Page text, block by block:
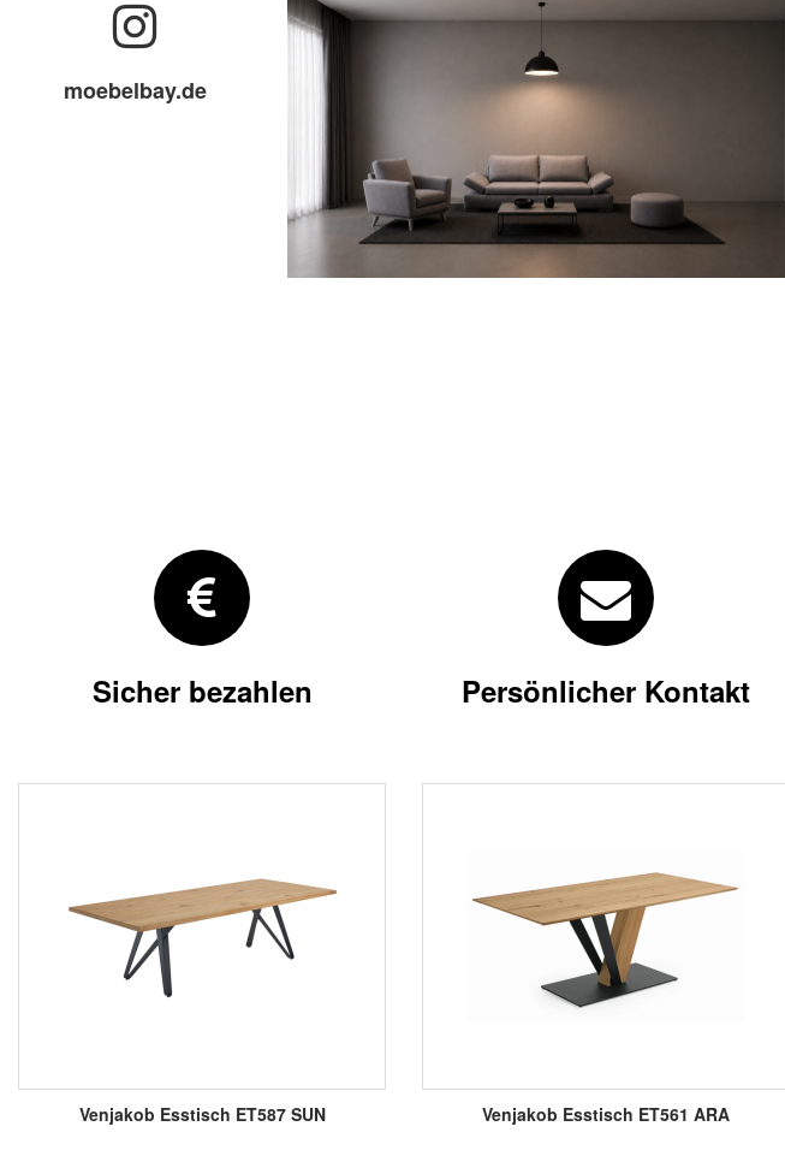
moebelbay.de
Sicher bezahlen Persönlicher Kontakt
Venjakob Esstisch ET587 SUN Venjakob Esstisch ET561 ARA